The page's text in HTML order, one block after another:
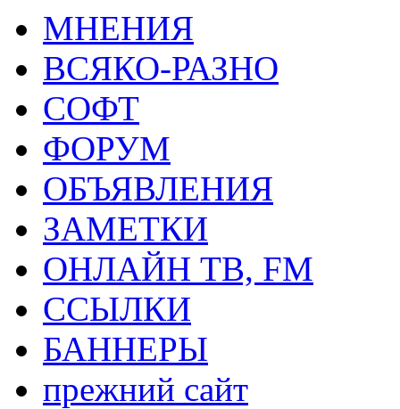
МНЕНИЯ
ВСЯКО-РАЗНО
СОФТ
ФОРУМ
ОБЪЯВЛЕНИЯ
ЗАМЕТКИ
ОНЛАЙН ТВ, FM
ССЫЛКИ
БАННЕРЫ
прежний сайт